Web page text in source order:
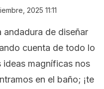
2025 11:11
andadura de diseñar
cuenta de todo lo
ideas magníficas nos
en el baño; ¡te